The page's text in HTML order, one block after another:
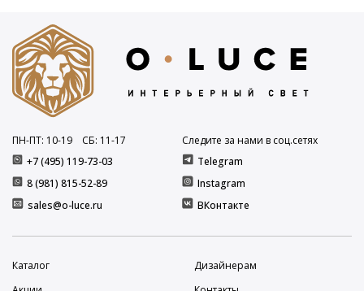
+7 (495) 119-73-03
8 (981) 815-52-89
ПН-ПТ: 10-19 СБ: 11-17
sales@o-luce.ru
Следите за нами в соц.сетях
Telegram
Instagram
ВКонтакте
Каталог
Дизайнерам